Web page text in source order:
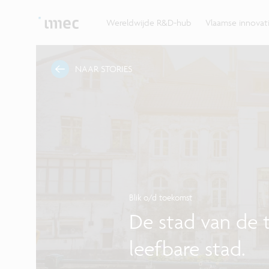
Wereldwijde R&D-hub Vlaamse
bedrijven, overheden en universiteiten.
NAAR STORIES
Blik o/d toekomst
De stad van de
leefbare stad.